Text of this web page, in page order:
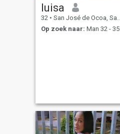
luisa
32 • San José de Ocoa, San José de Ocoa, Dominicaanse Rep.
Op zoek naar: Man 32 - 35